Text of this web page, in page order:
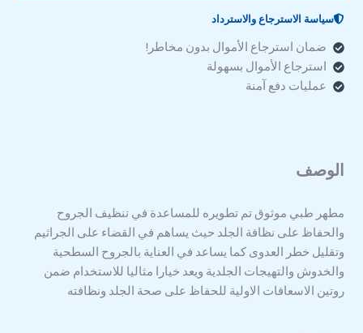
سياسة الاسترجاع والاسترداد
ضمان استرجاع الأموال بدون مخاطر!
استرجاع الأموال بسهولة
عمليات دفع آمنة
الوصف
مطهر طبي موثوق تم تطويره للمساعدة في تنظيف الجروح
والحفاظ على نظافة الجلد حيث يساهم في القضاء على الجراثيم
وتقليل خطر العدوى كما يساعد في العناية بالجروح السطحية
والخدوش والتهيجات الجلدية ويعد خيارا مثاليا للاستخدام ضمن
روتين الاسعافات الاولية للحفاظ على صحة الجلد ونظافته